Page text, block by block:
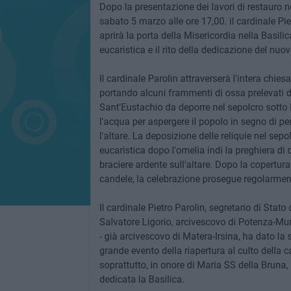
Dopo la presentazione dei lavori di restauro
sabato 5 marzo alle ore 17,00. il cardinale
aprirà la porta della Misericordia nella
eucaristica e il rito della dedicazione del
Il cardinale Parolin attraverserà l'intera
portando alcuni frammenti di ossa prelevati
Sant'Eustachio da deporre nel sepolcro
l'acqua per aspergere il popolo in segno di
l'altare. La deposizione delle reliquie nel
eucaristica dopo l'omelia indi la preghiera di
braciere ardente sull'altare. Dopo la
candele, la celebrazione prosegue
Il cardinale Pietro Parolin, segretario di
Salvatore Ligorio, arcivescovo di Potenza-
- già arcivescovo di Matera-Irsina, ha dato
grande evento della riapertura al culto della
soprattutto, in onore di Maria SS della
dedicata la Basilica.